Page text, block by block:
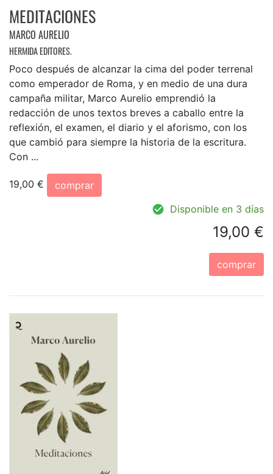
MEDITACIONES
MARCO AURELIO
HERMIDA EDITORES.
Poco después de alcanzar la cima del poder terrenal
como emperador de Roma, y en medio de una dura
campaña militar, Marco Aurelio emprendió la
redacción de unos textos breves a caballo entre la
reflexión, el examen, el diario y el aforismo, con los
que cambió para siempre la historia de la escritura.
Con ...
19,00 €
comprar
Disponible en 3 días
19,00 €
comprar